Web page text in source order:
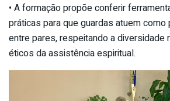
• A formação propõe conferir
práticas para que guardas atuem
entre pares, respeitando a
éticos da assistência espiritual.